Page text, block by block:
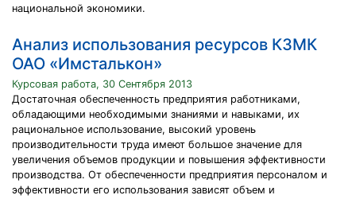
национальной экономики.
Анализ использования ресурсов КЗМК
ОАО «Имсталькон»
Курсовая работа, 30 Сентября 2013
Достаточная обеспеченность предприятия работниками,
обладающими необходимыми знаниями и навыками, их
рациональное использование, высокий уровень
производительности труда имеют большое значение для
увеличения объемов продукции и повышения эффективности
производства. От обеспеченности предприятия персоналом и
эффективности его использования зависят объем и